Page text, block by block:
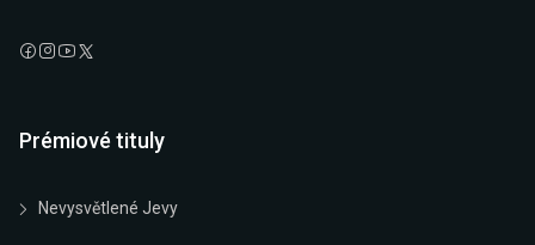
Prémiové tituly
Nevysvětlené Jevy